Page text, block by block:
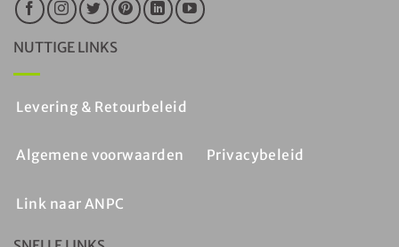
NUTTIGE LINKS
Levering & Retourbeleid
Algemene voorwaarden Privacybeleid
Link naar ANPC